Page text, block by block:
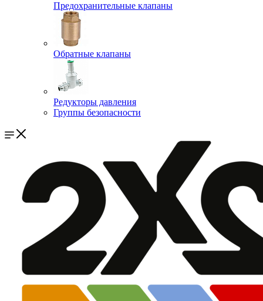
Предохранительные клапаны
Обратные клапаны
Редукторы давления
Группы безопасности